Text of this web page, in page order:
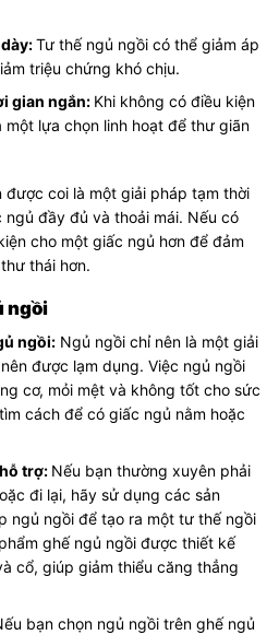
dày:Tư thế ngủ ngồi có thể giảm áp
triệu chứng khó chịu.
gian ngắn: Khi không có điều kiện
một lựa chọn linh hoạt để thư giãn
được coi là một giải pháp tạm thời
đầy đủ và thoải mái. Nếu có
cho một giấc ngủ hơn để đảm
thái hơn.
ngồi
ngồi: Ngủ ngồi chỉ nên là một giải
được lạm dụng. Việc ngủ ngồi
cơ, mỏi mệt và không tốt cho sức
cách để có giấc ngủ nằm hoặc
trợ: Nếu bạn thường xuyên phải
đi lại, hãy sử dụng các sản
ngủ ngồi để tạo ra một tư thế ngồi
ghế ngủ ngồi được thiết kế
cổ, giúp giảm thiểu căng thẳng
bạn chọn ngủ ngồi trên ghế ngủ